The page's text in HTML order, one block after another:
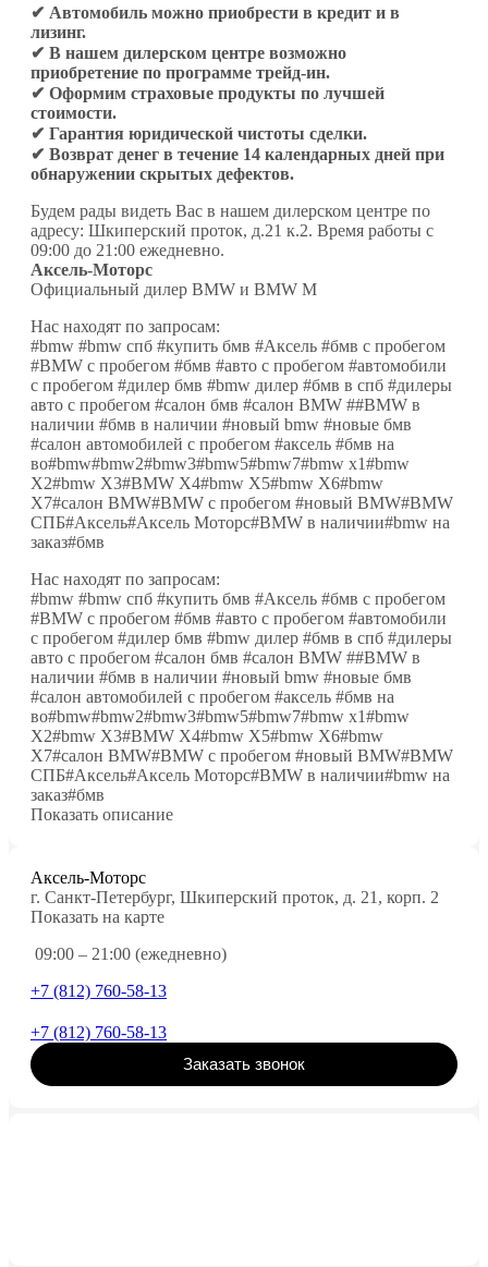
✔ Автомобиль можно приобрести в кредит и в
лизинг.
✔ В нашем дилерском центре возможно
приобретение по программе трейд-ин.
✔ Оформим страховые продукты по лучшей
стоимости.
✔ Гарантия юридической чистоты сделки.
✔ Возврат денег в течение 14 календарных дней при
обнаружении скрытых дефектов.
Будем рады видеть Вас в нашем дилерском центре по
адресу: Шкиперский проток, д.21 к.2. Время работы с
09:00 до 21:00 ежедневно.
Аксель-Моторс
Официальный дилер BMW и BMW M
Нас находят по запросам:
#bmw #bmw спб #купить бмв #Аксель #бмв с пробегом
#BMW с пробегом #бмв #авто с пробегом #автомобили
с пробегом #дилер бмв #bmw дилер #бмв в спб #дилеры
авто с пробегом #салон бмв #салон BMW ##BMW в
наличии #бмв в наличии #новый bmw #новые бмв
#салон автомобилей с пробегом #аксель #бмв на
во#bmw#bmw2#bmw3#bmw5#bmw7#bmw x1#bmw
X2#bmw X3#BMW X4#bmw X5#bmw X6#bmw
X7#салон BMW#BMW с пробегом #новый BMW#BMW
СПБ#Аксель#Аксель Моторс#BMW в наличии#bmw на
заказ#бмв
Нас находят по запросам:
#bmw #bmw спб #купить бмв #Аксель #бмв с пробегом
#BMW с пробегом #бмв #авто с пробегом #автомобили
с пробегом #дилер бмв #bmw дилер #бмв в спб #дилеры
авто с пробегом #салон бмв #салон BMW ##BMW в
наличии #бмв в наличии #новый bmw #новые бмв
#салон автомобилей с пробегом #аксель #бмв на
во#bmw#bmw2#bmw3#bmw5#bmw7#bmw x1#bmw
X2#bmw X3#BMW X4#bmw X5#bmw X6#bmw
X7#салон BMW#BMW с пробегом #новый BMW#BMW
СПБ#Аксель#Аксель Моторс#BMW в наличии#bmw на
заказ#бмв
Показать описание
Аксель-Моторс
г. Санкт-Петербург, Шкиперский проток, д. 21, корп. 2
Показать на карте
09:00 – 21:00 (ежедневно)
+7 (812) 760-58-13
+7 (812) 760-58-13
Заказать звонок